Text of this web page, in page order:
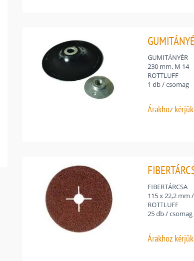
GUMITÁNYÉR
230 mm, M 14
ROTTLUFF
1 db / csomag
Árakhoz
FIBERTÁRCSA
115 x 22,2 mm
ROTTLUFF
25 db / csomag
Árakhoz